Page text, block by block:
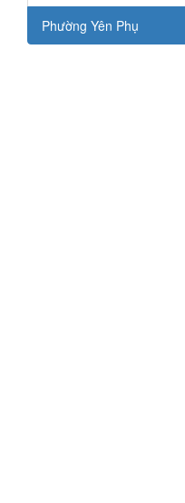
Phường Yên Phụ